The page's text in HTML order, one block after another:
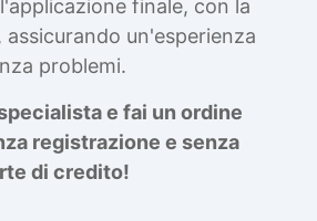
finale, con la
assicurando un'esperienza
problemi.
e fai un ordine
registrazione e senza
di credito!